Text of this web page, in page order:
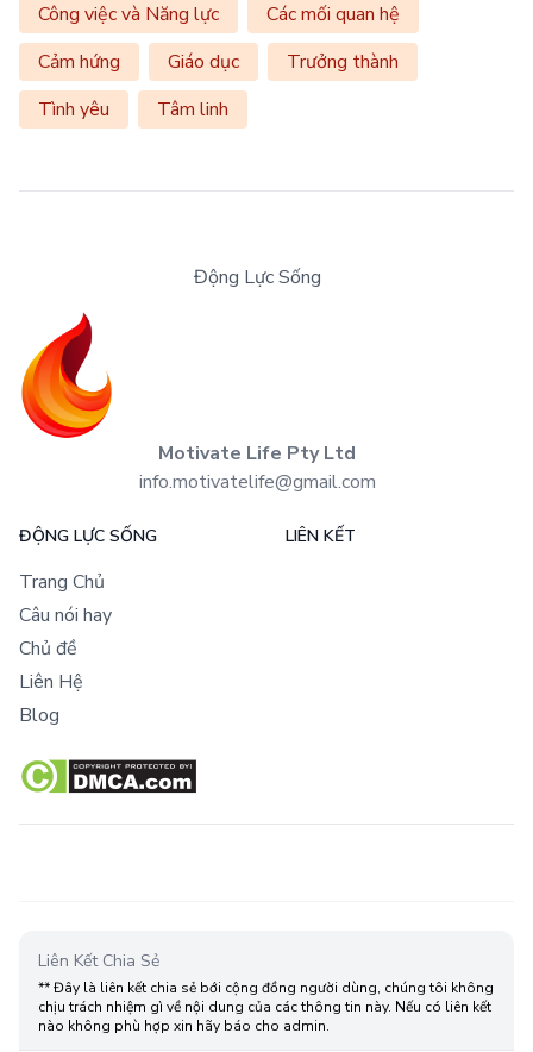
Công việc và Năng lực
Các mối quan hệ
Cảm hứng
Giáo dục
Trưởng thành
Tình yêu
Tâm linh
Động Lực Sống
Motivate Life Pty Ltd
info.motivatelife@gmail.com
ĐỘNG LỰC SỐNG
Trang Chủ
Câu nói hay
Chủ đề
Liên Hệ
Blog
LIÊN KẾT
Liên Kết Chia Sẻ
** Đây là liên kết chia sẻ bới cộng đồng người dùng, chúng tôi không
chịu trách nhiệm gì về nội dung của các thông tin này. Nếu có liên kết
nào không phù hợp xin hãy báo cho admin.